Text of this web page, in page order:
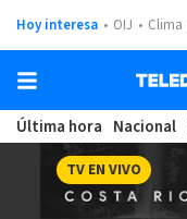
Hoy interesa OIJ Clima
Última hora Nacional
TV EN VIVO